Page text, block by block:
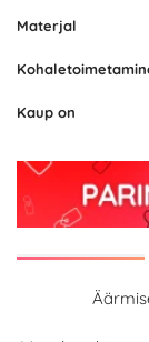
Materjal
Kaup on